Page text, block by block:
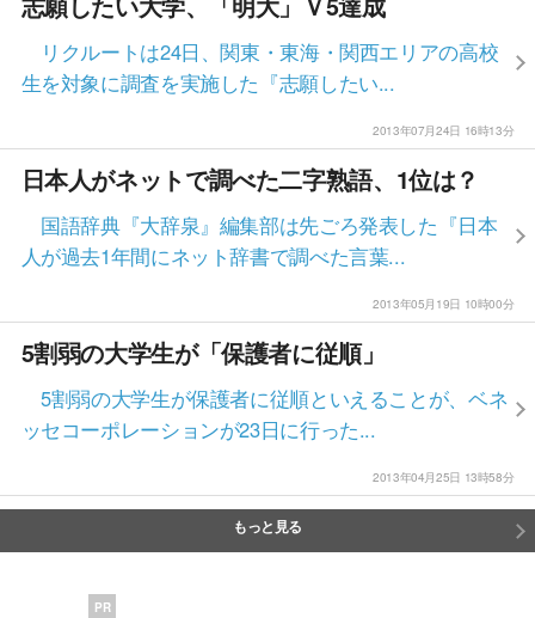
リクルートは24日、関東・東海・関西エリアの高校
生を対象に調査を実施した『志願したい...
2013年07月24日 16時13分
日本人がネットで調べた二字熟語、1位は？
国語辞典『大辞泉』編集部は先ごろ発表した『日本
人が過去1年間にネット辞書で調べた言葉...
2013年05月19日 10時00分
5割弱の大学生が「保護者に従順」
5割弱の大学生が保護者に従順といえることが、ベネ
ッセコーポレーションが23日に行った...
2013年04月25日 13時58分
もっと見る
PR